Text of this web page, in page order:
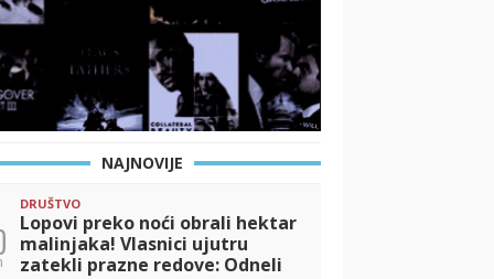
NAJNOVIJE
DRUŠTVO
Lopovi preko noći obrali hektar
malinjaka! Vlasnici ujutru
zatekli prazne redove: Odneli